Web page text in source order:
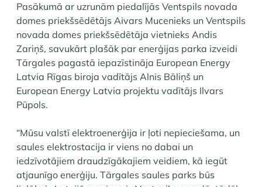
Pasākumā ar uzrunām piedalījās Ventspils novada
domes priekšsēdētājs Aivars Mucenieks un Ventspils
novada domes priekšsēdētāja vietnieks Andis
Zariņš, savukārt plašāk par enerģijas parka izveidi
Tārgales pagastā iepazīstināja European Energy
Latvia Rīgas biroja vadītājs​ Alnis Bāliņš un
European Energy Latvia projektu vadītājs Ilvars
Pūpols.
“Mūsu valstī elektroenerģija ir ļoti nepieciešama, un
saules elektrostacija ir viens no dabai un
iedzīvotājiem draudzīgākajiem veidiem, kā iegūt
atjaunīgo enerģiju. Tārgales saules parks būs